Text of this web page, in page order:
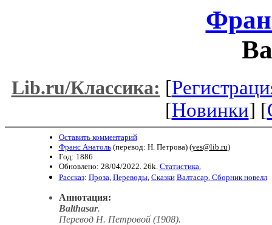
Lib.ru/Классика: [
[Новинки] [
Оставить комментарий
Франс Анатоль(перевод: Н. Петрова) (yes@lib.ru)
Год: 1886
Обновлено: 28/04/2022. 26k. Статистика.
Рассказ: Проза Переводы, Сказки Валтасар. Сборник новелл
Аннотация:
Balthasar.
Перевод Н. Петровой (1908).